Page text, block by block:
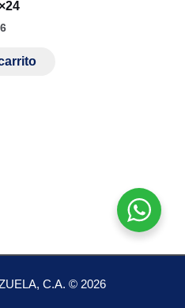
C.A. © 2026